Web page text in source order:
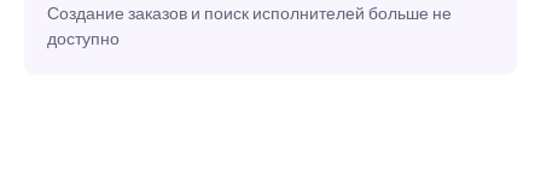
Создание заказов и поиск исполнителей больше не
доступно